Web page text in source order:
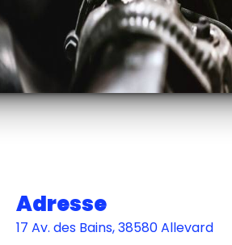
Adresse
17 Av. des Bains, 38580 Allevard